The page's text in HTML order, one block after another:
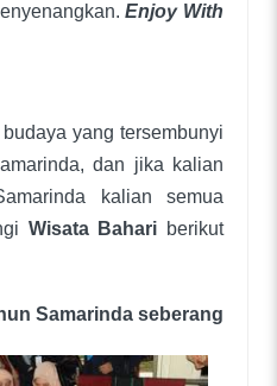
Enjoy With
yang tersembunyi
dan jika kalian
kalian semua
Wisata Bahari berikut
Samarinda seberang